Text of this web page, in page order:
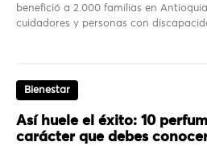
benefició a 2.000 familias en
cuidadores y personas con
Bienestar
Así huele el éxito: 10
carácter que debes